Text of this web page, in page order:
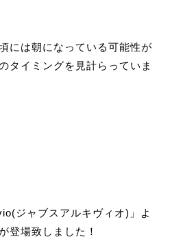
には朝になっている可能性が
タイミングを見計らっていま
ジャブスアルキヴィオ)」よ
登場致しました！